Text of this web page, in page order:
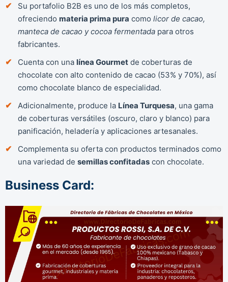
Su portafolio B2B es uno de los más completos,
ofreciendo materia prima pura como licor de cacao,
manteca de cacao y cocoa fermentada para otros
fabricantes.
Cuenta con una línea Gourmet de coberturas de
chocolate con alto contenido de cacao (53% y 70%), así
como chocolate blanco de especialidad.
Adicionalmente, produce la Línea Turquesa, una gama
de coberturas versátiles (oscuro, claro y blanco) para
panificación, heladería y aplicaciones artesanales.
Complementa su oferta con productos terminados como
una variedad de semillas confitadas con chocolate.
Business Card: